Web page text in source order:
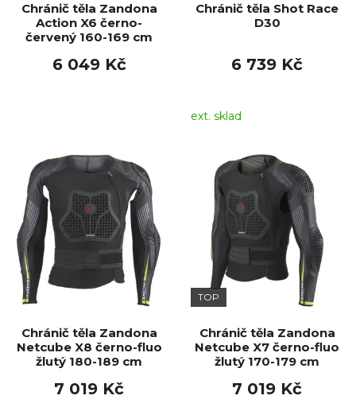
Chránič těla Zandona
Action X6 černo-
červený 160-169 cm
6 049 Kč
Chránič těla Shot Race
D30
6 739 Kč
ext. sklad
Chránič těla Zandona
Netcube X8 černo-fluo
žlutý 180-189 cm
7 019 Kč
TOP
Chránič těla Zandona
Netcube X7 černo-fluo
žlutý 170-179 cm
7 019 Kč